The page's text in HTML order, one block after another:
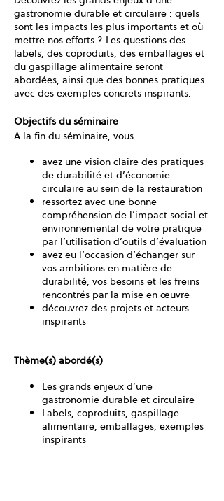
gastronomie durable et circulaire : quels
sont les impacts les plus importants et où
mettre nos efforts ? Les questions des
labels, des coproduits, des emballages et
du gaspillage alimentaire seront
abordées, ainsi que des bonnes pratiques
avec des exemples concrets inspirants.
Objectifs du séminaire
A la fin du séminaire, vous
avez une vision claire des pratiques
de durabilité et d’économie
circulaire au sein de la restauration
ressortez avec une bonne
compréhension de l’impact social et
environnemental de votre pratique
par l’utilisation d’outils d’évaluation
avez eu l’occasion d’échanger sur
vos ambitions en matière de
durabilité, vos besoins et les freins
rencontrés par la mise en œuvre
découvrez des projets et acteurs
inspirants
Thème(s) abordé(s)
Les grands enjeux d’une
gastronomie durable et circulaire
Labels, coproduits, gaspillage
alimentaire, emballages, exemples
inspirants